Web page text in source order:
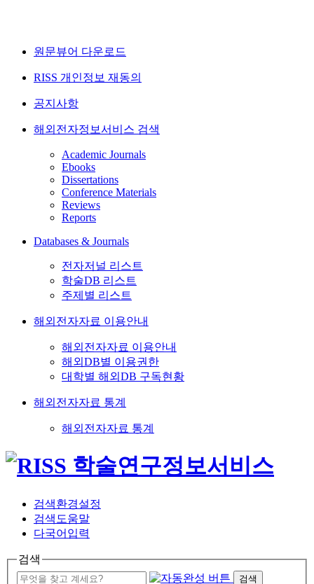
원문뷰어 다운로드
RISS 개인정보 재동의
공지사항
해외전자정보서비스 검색
Academic Journals
Ebooks
Dissertations
Conference Materials
Reviews
Reports
Databases & Journals
전자저널 리스트
학술DB 리스트
주제별 리스트
해외전자자료 이용안내
해외전자자료 이용안내
해외DB별 이용권한
대학별 해외DB 구독현황
해외전자자료 통계
해외전자자료 통계
검색환경설정
검색도움말
다국어입력
검색
검색